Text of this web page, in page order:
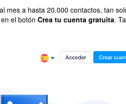
mes a hasta 20.000 contactos, tan
el botón Crea tu cuenta gratuita.